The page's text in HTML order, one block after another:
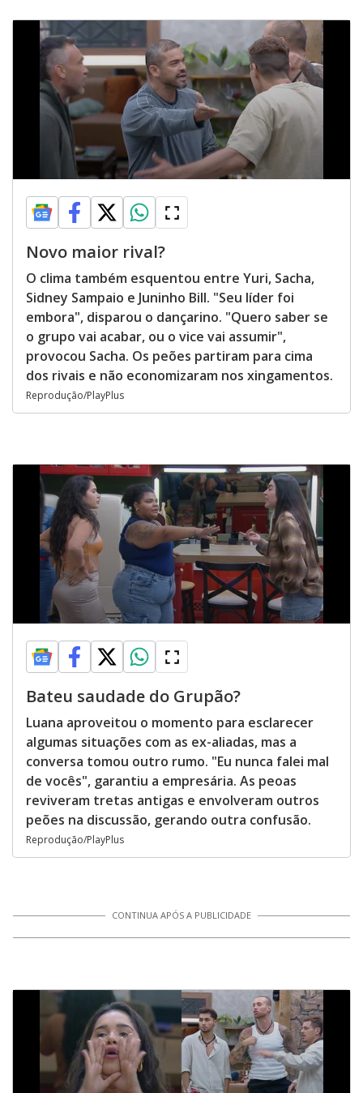
Novo maior rival?
O clima também esquentou entre Yuri, Sacha,
Sidney Sampaio e Juninho Bill. "Seu líder foi
embora", disparou o dançarino. "Quero saber se
o grupo vai acabar, ou o vice vai assumir",
provocou Sacha. Os peões partiram para cima
dos rivais e não economizaram nos xingamentos.
Reprodução/PlayPlus
Bateu saudade do Grupão?
Luana aproveitou o momento para esclarecer
algumas situações com as ex-aliadas, mas a
conversa tomou outro rumo. "Eu nunca falei mal
de vocês", garantiu a empresária. As peoas
reviveram tretas antigas e envolveram outros
peões na discussão, gerando outra confusão.
Reprodução/PlayPlus
CONTINUA APÓS A PUBLICIDADE